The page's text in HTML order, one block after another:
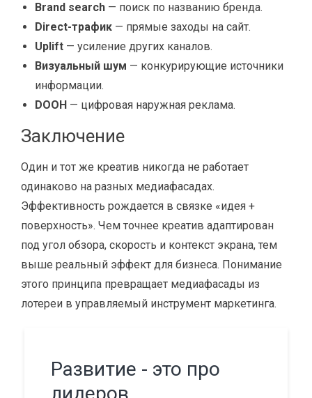
Brand search — поиск по названию бренда.
Direct-трафик — прямые заходы на сайт.
Uplift — усиление других каналов.
Визуальный шум — конкурирующие источники
информации.
DOOH — цифровая наружная реклама.
Заключение
Один и тот же креатив никогда не работает
одинаково на разных медиафасадах.
Эффективность рождается в связке «идея +
поверхность». Чем точнее креатив адаптирован
под угол обзора, скорость и контекст экрана, тем
выше реальный эффект для бизнеса. Понимание
этого принципа превращает медиафасады из
лотереи в управляемый инструмент маркетинга.